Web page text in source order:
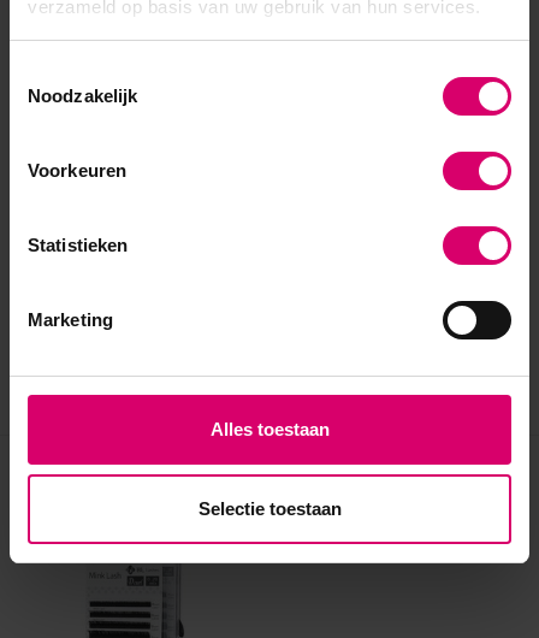
verzameld op basis van uw gebruik van hun services.
Noodzakelijk
Voorkeuren
Statistieken
Marketing
Alles toestaan
Selectie toestaan
Eerder bekeken